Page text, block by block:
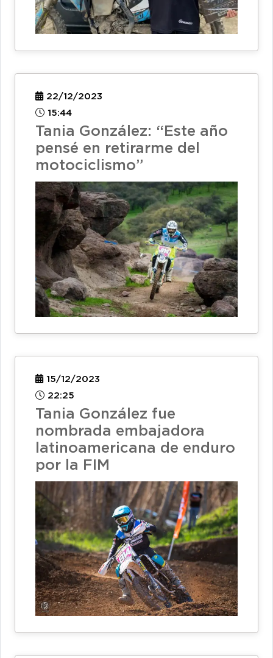
22/12/2023
15:44
Tania González: “Este año
pensé en retirarme del
motociclismo”
15/12/2023
22:25
Tania González fue
nombrada embajadora
latinoamericana de enduro
por la FIM